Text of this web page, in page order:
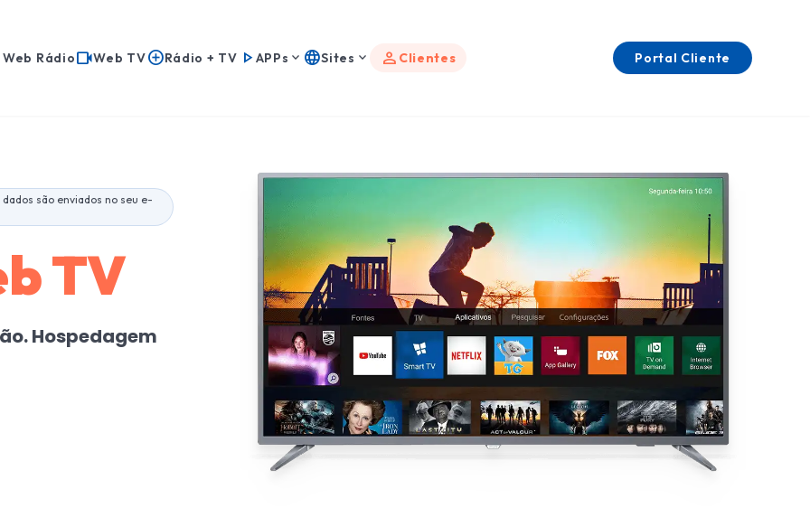
Web RádiovideocamWeb TVadd_circleRádio + TV play_arrowAPPs keyboard_arrow_down languageSites keyboard_arrow_down person Clientes Portal Cliente
são enviados no seu e-
TV
Hospedagem